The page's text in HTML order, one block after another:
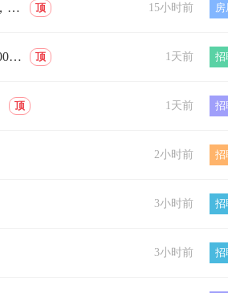
顶 15小时前 房
出租、转让鸡舍，东院6亩地鸡舍1000平，住房108平，大库房130平，小库房36平，猪圈63平，三相电。能养18000只鸡，电话13274… 顶 1天前 招
顶 1天前 招
2小时前 招
3小时前 招
3小时前 招